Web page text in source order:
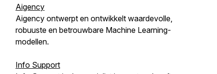
Aigency
Aigency ontwerpt en ontwikkelt waardevolle,
robuuste en betrouwbare Machine Learning-
modellen.
Info Support